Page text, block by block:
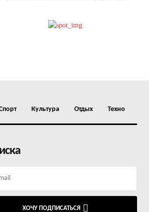
Культура Отдых Техно
ХОЧУ ПОДПИСАТЬСЯ